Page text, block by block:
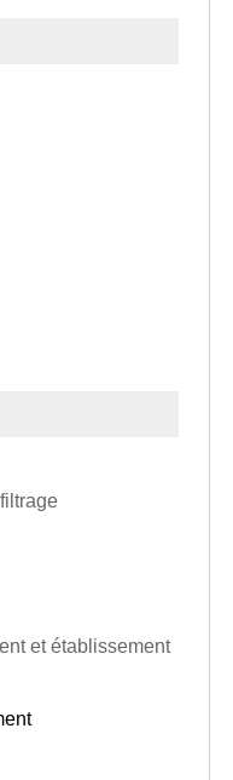
et établissement